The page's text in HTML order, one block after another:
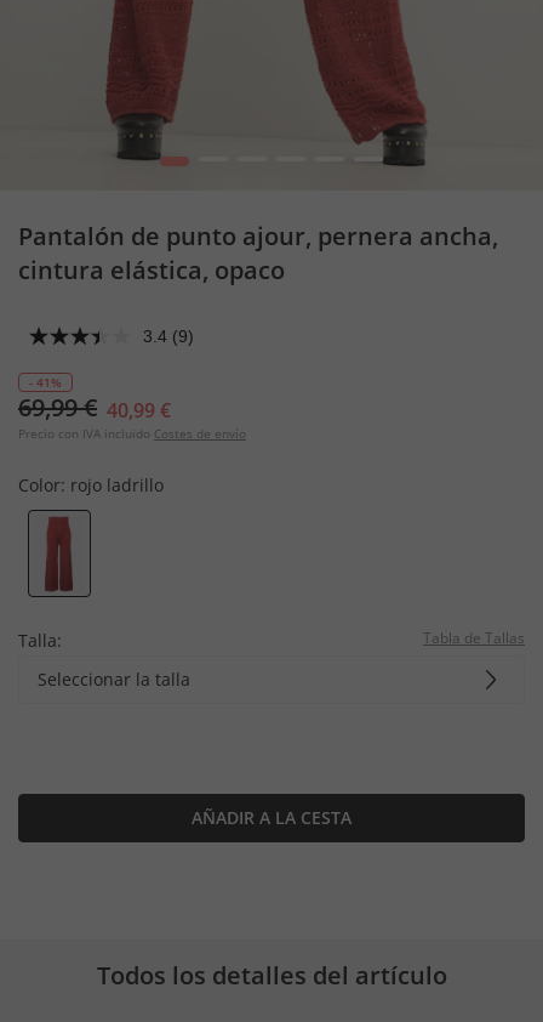
1 6
Pantalón de punto ajour, pernera ancha,
cintura elástica, opaco
3.4 (9)
- 41%
69,99 € 40,99 €
Precio con IVA incluido Costes de envío
Color: rojo ladrillo
Talla: Tabla de Tallas
Seleccionar la talla
AÑADIR A LA CESTA
Todos los detalles del artículo